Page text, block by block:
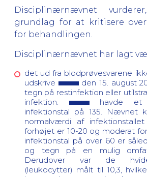
Disciplinærnævnet
grundlag for at kritisere
for behandlingen.
Disciplinærnævnet har lagt
det ud fra blodprøvesvarene
udskrive
den 15. august
tegn på restinfektion eller
infektion.
havde et
infektionstal på 135. Nævnet
normalværdi af
forhøjet er 10-20 og moderat
infektionstal på over 60 er
og tegn på en mulig
Derudover var de
(leukocytter) målt til 10,3,